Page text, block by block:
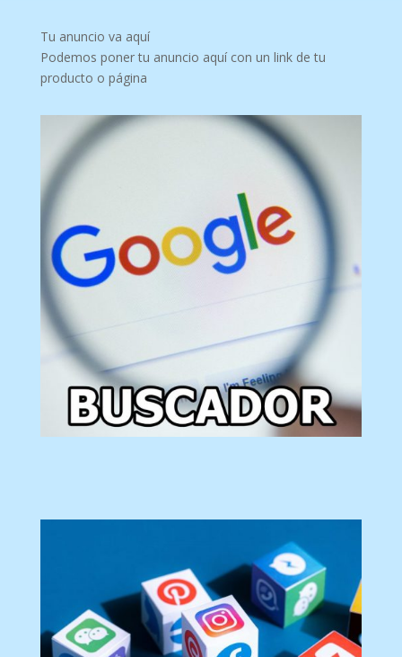
Tu anuncio va aquí
Podemos poner tu anuncio aquí con un link de tu
producto o página